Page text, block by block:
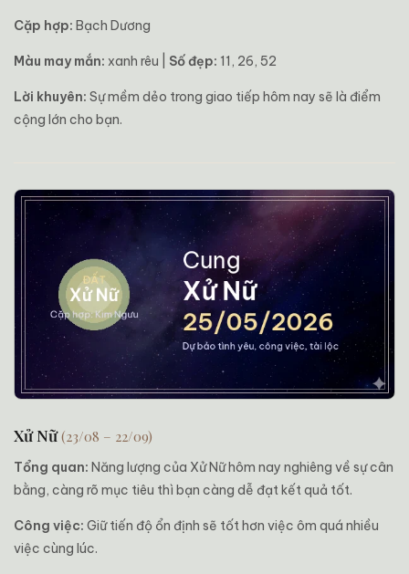
Cặp hợp: Bạch Dương
Màu may mắn: xanh rêu | Số đẹp: 11, 26, 52
Lời khuyên: Sự mềm dẻo trong giao tiếp hôm nay sẽ là điểm
cộng lớn cho bạn.
Xử Nữ(23/08 – 22/09)
Tổng quan: Năng lượng của Xử Nữ hôm nay nghiêng về sự cân
bằng, càng rõ mục tiêu thì bạn càng dễ đạt kết quả tốt.
Công việc: Giữ tiến độ ổn định sẽ tốt hơn việc ôm quá nhiều
việc cùng lúc.